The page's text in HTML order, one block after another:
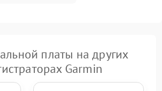
1000 ₽ Подробнее →
платы на других
Garmin